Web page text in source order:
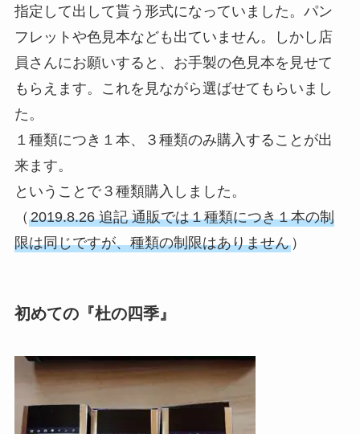
指定して出して貰う形式になっていました。パン
フレットや色見本なども出ていません。しかし店
員さんにお願いすると、お手製の色見本を見せて
もらえます。これを見ながら選ばせてもらいまし
た。
１種類につき１本、３種類のみ購入することが出
来ます。
ということで３種類購入しました。
（ 2019.8.26 追記 通販では１種類につき１本の制
限は同じですが、種類の制限はありません）
初めての『杜の四季』